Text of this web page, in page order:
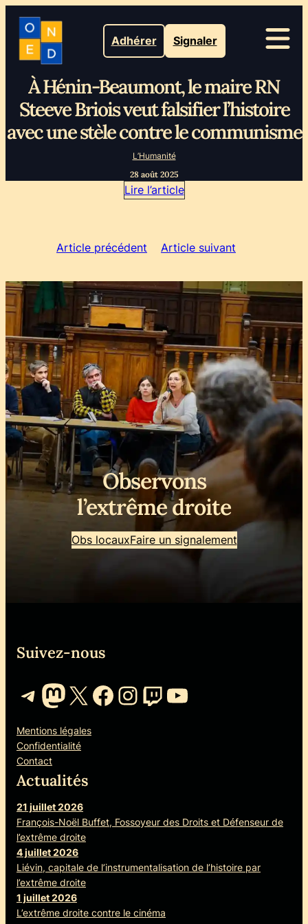
Adhérer Signaler
À Hénin-Beaumont, le maire RN
Steeve Briois veut falsifier l’histoire
avec une stèle contre le communisme
L’Humanité
28 août 2025
Lire l’article
Article précédent Article suivant
Observons
l’extrême droite
Obs locauxFaire un signalement
Suivez-nous
Telegram
Mastodon
X Facebook
Instagram
Twitch
YouTube
Mentions légales
Confidentialité
Contact
Actualités
21 juillet 2026
François-Noël Buffet, Fossoyeur des Droits et Défenseur de
l’extrême droite
4 juillet 2026
Liévin, capitale de l’instrumentalisation de l’histoire par
l’extrême droite
1 juillet 2026
L’extrême droite contre le cinéma